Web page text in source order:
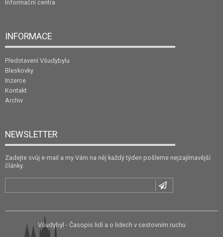
Informační centra
INFORMACE
Představení Všudybylu
Bleskovky
Inzerce
Kontakt
Archiv
NEWSLETTER
Zadejte svůj e-mail a my Vám na něj každý týden pošleme nejzajímavější
články.
Všudybyl - Časopis lidí a o lidech v cestovním ruchu